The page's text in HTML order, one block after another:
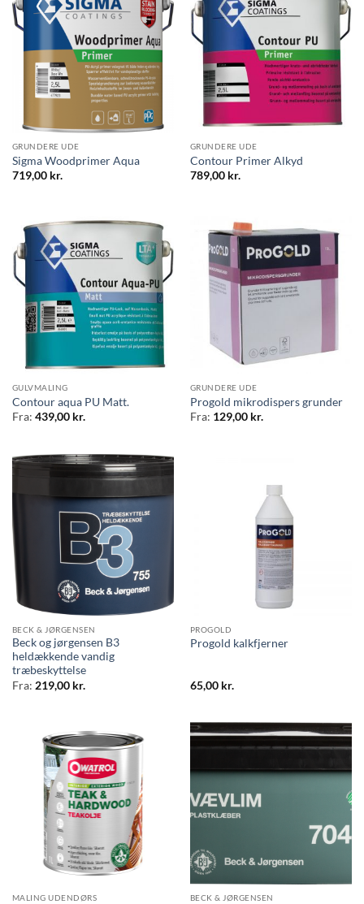
GRUNDERE UDE
Sigma Woodprimer Aqua
719,00 kr.
GRUNDERE UDE
Contour Primer Alkyd
789,00 kr.
GULVMALING
Contour aqua PU Matt.
Fra: 439,00 kr.
GRUNDERE UDE
Progold mikrodispers grunder
Fra: 129,00 kr.
BECK & JØRGENSEN
Beck og jørgensen B3
heldækkende vandig
træbeskyttelse
Fra: 219,00 kr.
PROGOLD
Progold kalkfjerner
65,00 kr.
MALING UDENDØRS BECK & JØRGENSEN